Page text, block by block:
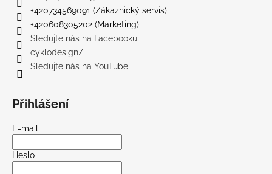
+420734569091 (Zákaznický servis)
+420608305202 (Marketing)
Sledujte nás na Facebooku
cyklodesign/
Sledujte nás na YouTube
Přihlášení
E-mail
Heslo